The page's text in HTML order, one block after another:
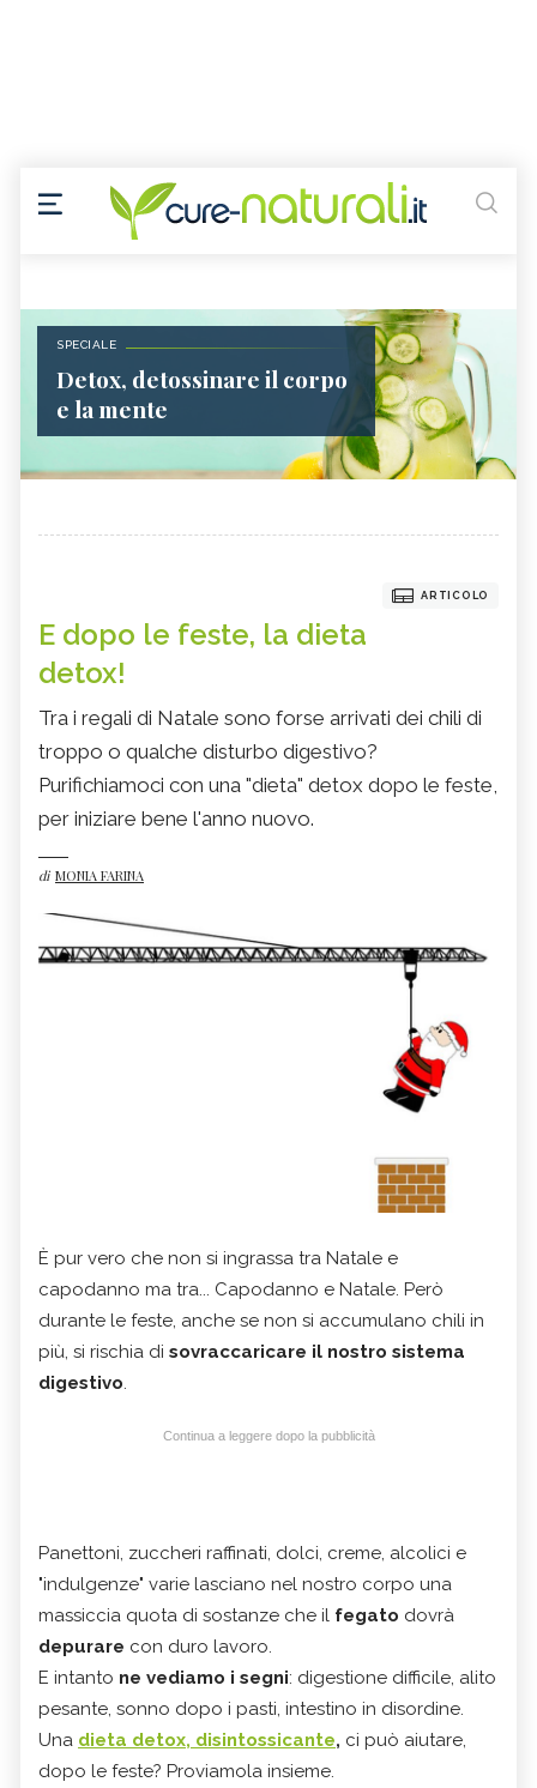
SPECIALE
Detox, detossinare il corpo
e la mente
ARTICOLO
E dopo le feste, la dieta
detox!
Tra i regali di Natale sono forse arrivati dei chili di
troppo o qualche disturbo digestivo?
Purifichiamoci con una "dieta" detox dopo le feste,
per iniziare bene l'anno nuovo.
di MONIA FARINA
È pur vero che non si ingrassa tra Natale e
capodanno ma tra... Capodanno e Natale. Però
durante le feste, anche se non si accumulano chili in
più, si rischia di sovraccaricare il nostro sistema
digestivo.
Continua a leggere dopo la pubblicità
Panettoni, zuccheri raffinati, dolci, creme, alcolici e
"indulgenze" varie lasciano nel nostro corpo una
massiccia quota di sostanze che il fegato dovrà
depurare con duro lavoro.
E intanto ne vediamo i segni: digestione difficile, alito
pesante, sonno dopo i pasti, intestino in disordine.
Una dieta detox, disintossicante, ci può aiutare,
dopo le feste? Proviamola insieme.